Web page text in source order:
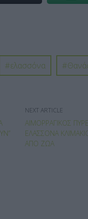
ελασσόνα
NEXT ARTICLE
ΑΙΜΟΡΡΑΓΙΚΌΣ
ΕΛΑΣΣΌΝΑ
ΑΠΌ ΖΏΑ